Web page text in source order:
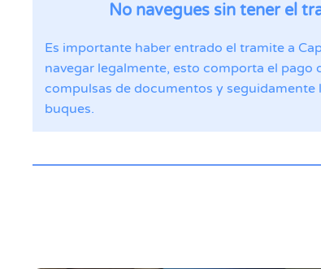
No navegues sin tener el
Es importante haber entrado el tramite a
navegar legalmente, esto comporta el pago
compulsas de documentos y seguidamente
buques.